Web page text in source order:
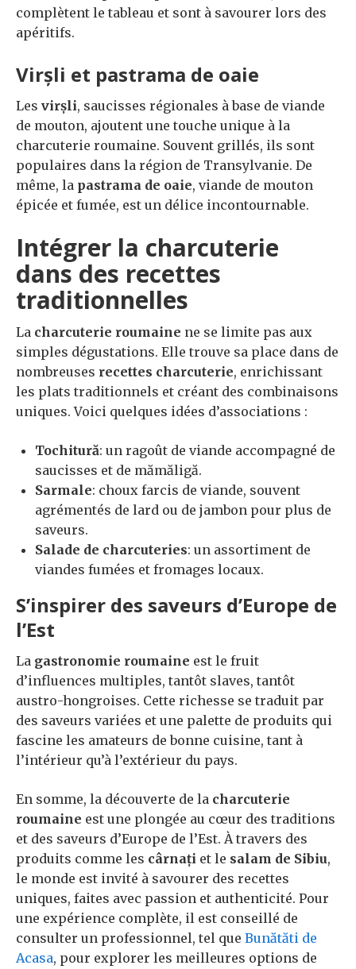
complètent le tableau et sont à savourer lors des
apéritifs.
Virșli et pastrama de oaie
Les virșli, saucisses régionales à base de viande
de mouton, ajoutent une touche unique à la
charcuterie roumaine. Souvent grillés, ils sont
populaires dans la région de Transylvanie. De
même, la pastrama de oaie, viande de mouton
épicée et fumée, est un délice incontournable.
Intégrer la charcuterie
dans des recettes
traditionnelles
La charcuterie roumaine ne se limite pas aux
simples dégustations. Elle trouve sa place dans de
nombreuses recettes charcuterie, enrichissant
les plats traditionnels et créant des combinaisons
uniques. Voici quelques idées d’associations :
Tochitură: un ragoût de viande accompagné de
saucisses et de mămăligă.
Sarmale: choux farcis de viande, souvent
agrémentés de lard ou de jambon pour plus de
saveurs.
Salade de charcuteries: un assortiment de
viandes fumées et fromages locaux.
S’inspirer des saveurs d’Europe de
l’Est
La gastronomie roumaine est le fruit
d’influences multiples, tantôt slaves, tantôt
austro-hongroises. Cette richesse se traduit par
des saveurs variées et une palette de produits qui
fascine les amateurs de bonne cuisine, tant à
l’intérieur qu’à l’extérieur du pays.
En somme, la découverte de la charcuterie
roumaine est une plongée au cœur des traditions
et des saveurs d’Europe de l’Est. À travers des
produits comme les cârnați et le salam de Sibiu,
le monde est invité à savourer des recettes
uniques, faites avec passion et authenticité. Pour
une expérience complète, il est conseillé de
consulter un professionnel, tel que Bunătăti de
Acasa, pour explorer les meilleures options de